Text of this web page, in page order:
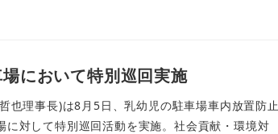
において特別巡回実施
也理事長)は8月5日、乳幼児の駐車場車内放置防止
対して特別巡回活動を実施。社会貢献・環境対